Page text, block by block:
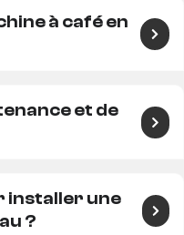
à café en
et de
installer une
?